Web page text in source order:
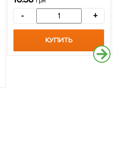
- +
КУПИТЬ